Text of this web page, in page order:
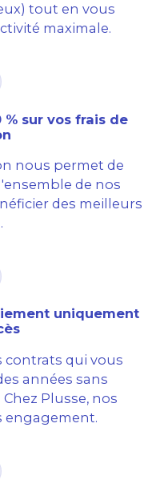
tout en vous
maximale.
sur vos frais de
nous permet de
de nos
des meilleurs
uniquement
contrats qui vous
années sans
Plusse, nos
engagement.